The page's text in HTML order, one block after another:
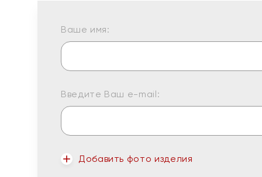
Ваше имя:
Введите Ваш e-mail:
Добавить фото изделия